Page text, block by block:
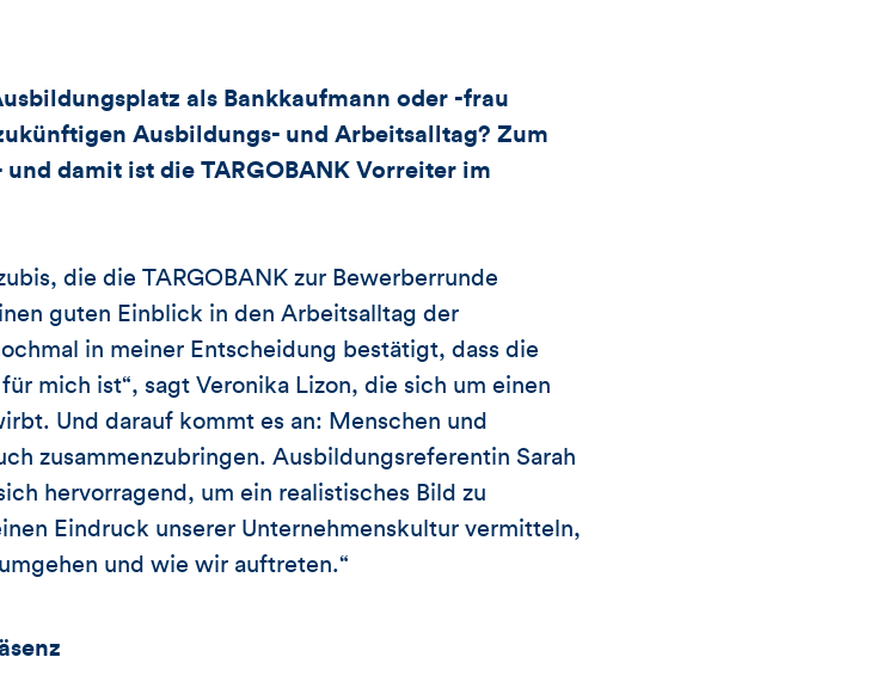
dieses
Artikels
als Bankkaufmann oder -frau
Ausbildungs- und Arbeitsalltag? Zum
damit ist die TARGOBANK Vorreiter im
die die TARGOBANK zur Bewerberrunde
guten Einblick in den Arbeitsalltag der
in meiner Entscheidung bestätigt, dass die
mich ist“, sagt Veronika Lizon, die sich um einen
Und darauf kommt es an: Menschen und
zusammenzubringen. Ausbildungsreferentin Sarah
hervorragend, um ein realistisches Bild zu
Eindruck unserer Unternehmenskultur vermitteln,
und wie wir auftreten.“